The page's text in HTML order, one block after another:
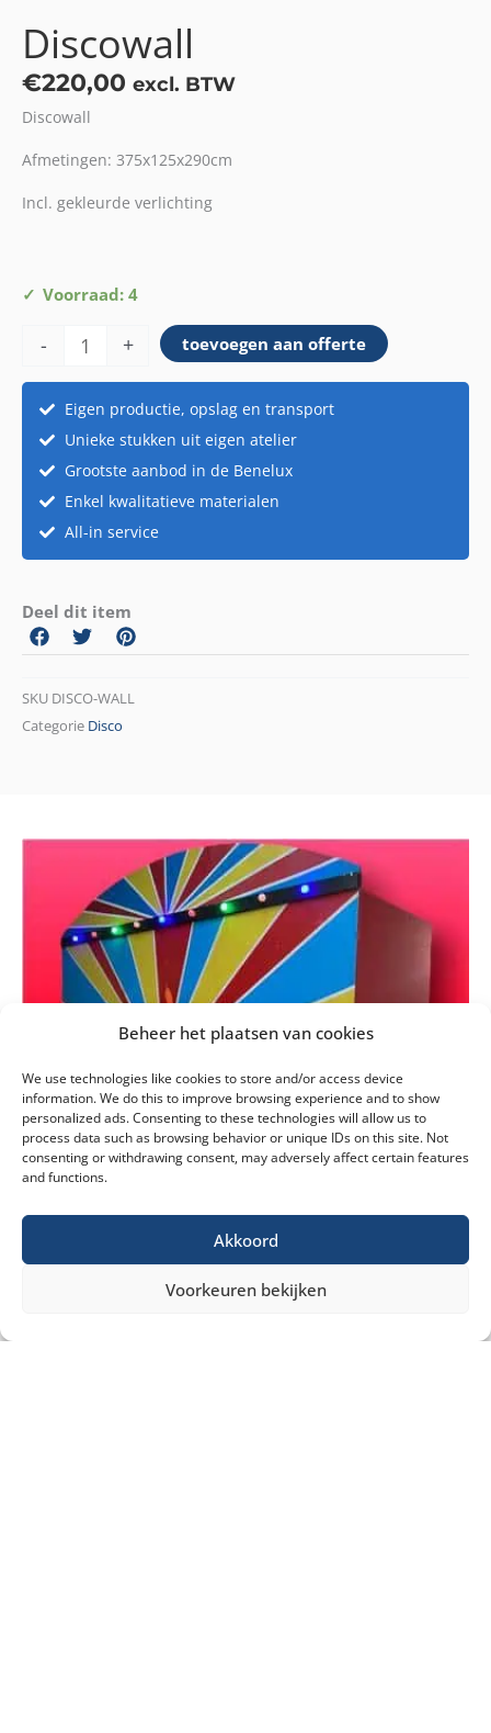
Beheer het plaatsen van cookies
We use technologies like cookies to store and/or access device
information. We do this to improve browsing experience and to show
personalized ads. Consenting to these technologies will allow us to
process data such as browsing behavior or unique IDs on this site. Not
consenting or withdrawing consent, may adversely affect certain features
and functions.
Akkoord
Voorkeuren bekijken
Discowall
€220,00 excl. BTW
Discowall
Afmetingen: 375x125x290cm
Incl. gekleurde verlichting
Voorraad: 4
-
Discowall
+ toevoegen aan offerte
Eigen productie, opslag en transport
Unieke stukken uit eigen atelier
Grootste aanbod in de Benelux
Enkel kwalitatieve materialen
All-in service
Deel dit item
SKU DISCO-WALL
Categorie Disco